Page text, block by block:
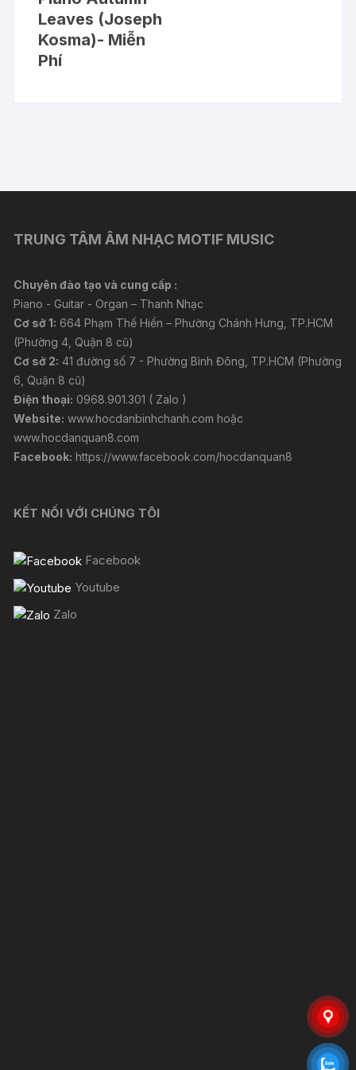
Leaves (Joseph
Kosma)- Miễn
Phí
TRUNG TÂM ÂM NHẠC MOTIF MUSIC
Chuyên đào tạo và cung cấp :
Piano - Guitar - Organ – Thanh Nhạc
Cơ sở 1: 664 Phạm Thế Hiển – Phường Chánh Hưng, TP.HCM
(Phường 4, Quận 8 cũ)
Cơ sở 2: 41 đường số 7 - Phường Bình Đông, TP.HCM (Phường
6, Quận 8 cũ)
Điện thoại: 0968.901.301 ( Zalo )
Website: www.hocdanbinhchanh.com hoặc
www.hocdanquan8.com
Facebook: https://www.facebook.com/hocdanquan8
KẾT NỐI VỚI CHÚNG TÔI
Facebook
Youtube
Zalo